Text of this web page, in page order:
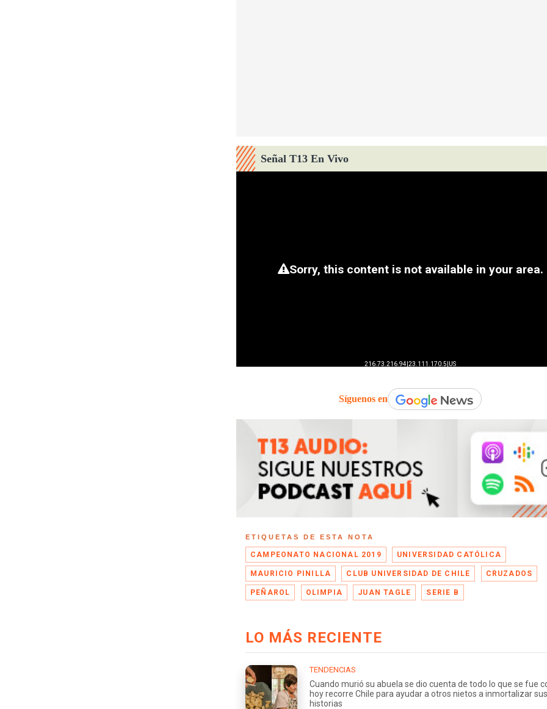
Señal T13 En Vivo
Síguenos en
ETIQUETAS DE ESTA NOTA
CAMPEONATO NACIONAL 2019 UNIVERSIDAD CATÓLICA
MAURICIO PINILLA CLUB UNIVERSIDAD DE CHILE CRUZADOS
PEÑAROL OLIMPIA JUAN TAGLE SERIE B
LO MÁS RECIENTE
TENDENCIAS
Cuando murió su abuela se dio cuenta de todo lo que se fue
hoy recorre Chile para ayudar a otros nietos a inmortalizar sus
historias